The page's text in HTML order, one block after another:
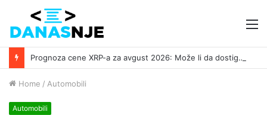
Prognoza cene XRP-a za avgust 2026: Može li da dostigne 1,50 dolara? ￼
Home / Automobili
Automobili